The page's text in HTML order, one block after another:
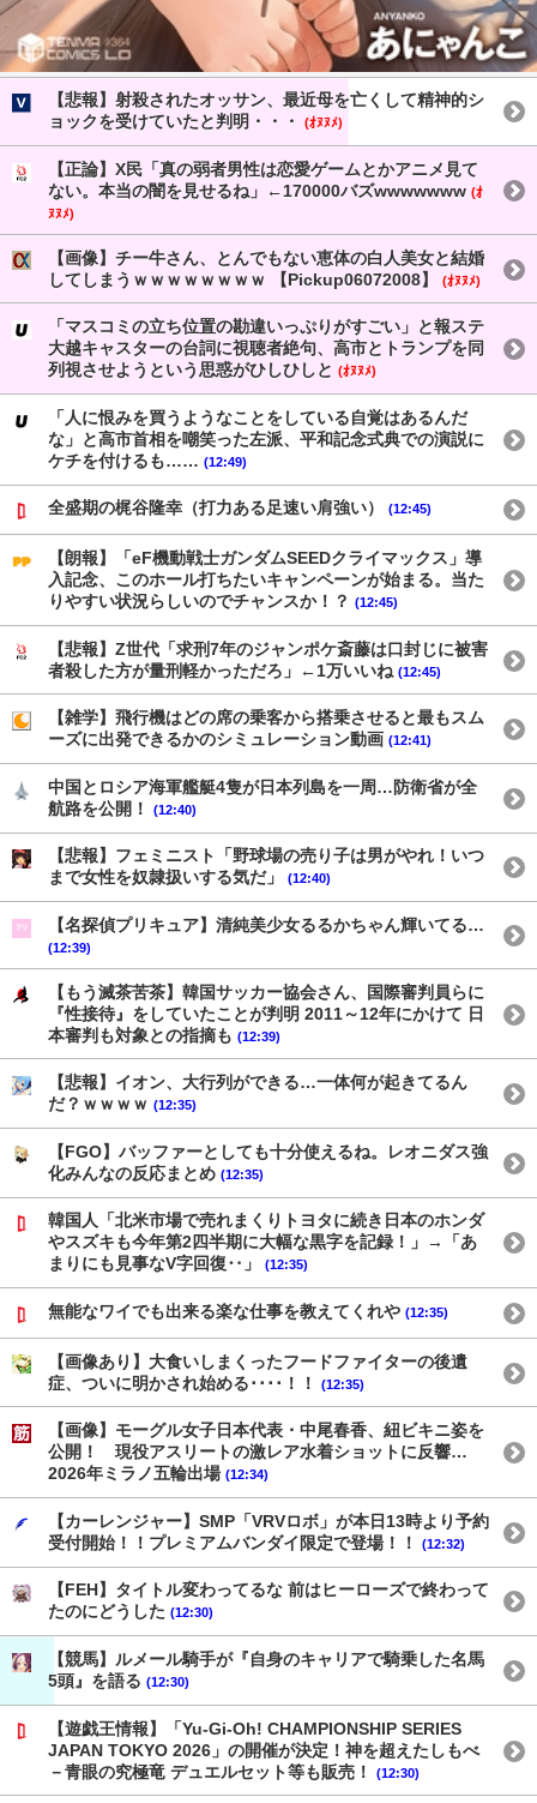
【悲報】射殺されたオッサン、最近母を亡くして精神的シ
ョックを受けていたと判明・・・
(ｵﾇﾇﾒ)
【正論】X民「真の弱者男性は恋愛ゲームとかアニメ見て
ない。本当の闇を見せるね」←170000バズwwwwwww (ｵ
ﾇﾇﾒ)
【画像】チー牛さん、とんでもない恵体の白人美女と結婚
してしまうｗｗｗｗｗｗｗｗ 【Pickup06072008】
(ｵﾇﾇﾒ)
「マスコミの立ち位置の勘違いっぷりがすごい」と報ステ
大越キャスターの台詞に視聴者絶句、高市とトランプを同
列視させようという思惑がひしひしと (ｵﾇﾇﾒ)
「人に恨みを買うようなことをしている自覚はあるんだ
な」と高市首相を嘲笑った左派、平和記念式典での演説に
ケチを付けるも…… (12:49)
全盛期の梶谷隆幸（打力ある足速い肩強い） (12:45)
【朗報】「eF機動戦士ガンダムSEEDクライマックス」導
入記念、このホール打ちたいキャンペーンが始まる。当た
りやすい状況らしいのでチャンスか！？ (12:45)
【悲報】Z世代「求刑7年のジャンポケ斎藤は口封じに被害
者殺した方が量刑軽かっただろ」←1万いいね (12:45)
【雑学】飛行機はどの席の乗客から搭乗させると最もスム
ーズに出発できるかのシミュレーション動画 (12:41)
中国とロシア海軍艦艇4隻が日本列島を一周…防衛省が全
航路を公開！
(12:40)
【悲報】フェミニスト「野球場の売り子は男がやれ！いつ
まで女性を奴隷扱いする気だ」
(12:40)
【名探偵プリキュア】清純美少女るるかちゃん輝いてる…
(12:39)
【もう滅茶苦茶】韓国サッカー協会さん、国際審判員らに
『性接待』をしていたことが判明 2011～12年にかけて 日
本審判も対象との指摘も (12:39)
【悲報】イオン、大行列ができる…一体何が起きてるん
だ？ｗｗｗｗ (12:35)
【FGO】バッファーとしても十分使えるね。レオニダス強
化みんなの反応まとめ (12:35)
韓国人「北米市場で売れまくりトヨタに続き日本のホンダ
やスズキも今年第2四半期に大幅な黒字を記録！」→「あ
まりにも見事なV字回復‥」
(12:35)
無能なワイでも出来る楽な仕事を教えてくれや (12:35)
【画像あり】大食いしまくったフードファイターの後遺
症、ついに明かされ始める････！！
(12:35)
【画像】モーグル女子日本代表・中尾春香、紐ビキニ姿を
公開！ 現役アスリートの激レア水着ショットに反響…
2026年ミラノ五輪出場 (12:34)
【カーレンジャー】SMP「VRVロボ」が本日13時より予約
受付開始！！プレミアムバンダイ限定で登場！！
(12:32)
【FEH】タイトル変わってるな 前はヒーローズで終わって
たのにどうした (12:30)
【競馬】ルメール騎手が『自身のキャリアで騎乗した名馬
5頭』を語る (12:30)
【遊戯王情報】「Yu-Gi-Oh! CHAMPIONSHIP SERIES
JAPAN TOKYO 2026」の開催が決定！神を超えたしもべ
－青眼の究極竜 デュエルセット等も販売！
(12:30)